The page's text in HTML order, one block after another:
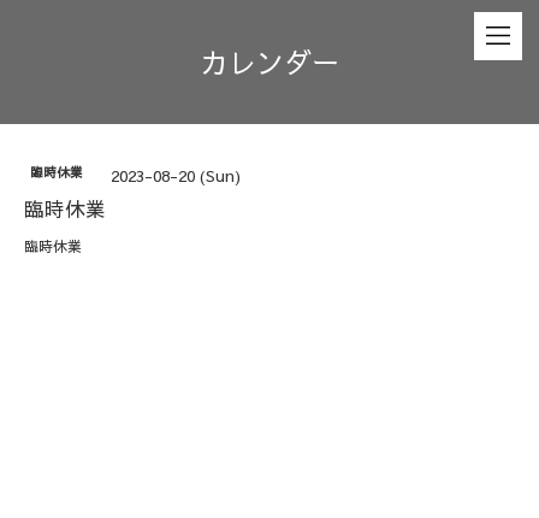
カレンダー
臨時休業 2023-08-20 (Sun)
臨時休業
臨時休業